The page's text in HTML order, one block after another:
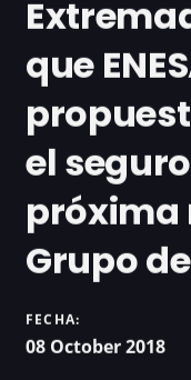
que
el
próxima
Grupo
FECHA:
08 October 2018